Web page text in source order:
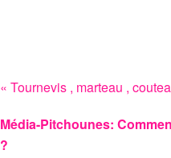
« Tournevis , marteau ,
Média-Pitchounes:
?